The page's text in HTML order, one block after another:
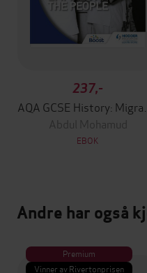
237,-
Abdul Mohamud
EBOK
Andre har også
Premium
Vinner av Rivertonprisen